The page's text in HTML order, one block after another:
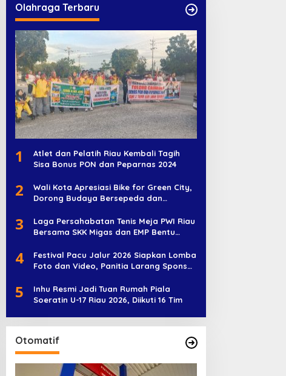
Olahraga Terbaru
1
Atlet dan Pelatih Riau Kembali Tagih
Sisa Bonus PON dan Peparnas 2024
2
Wali Kota Apresiasi Bike for Green City,
Dorong Budaya Bersepeda dan
3
Laga Persahabatan Tenis Meja PWI Riau
Bersama SKK Migas dan EMP Bentu
4
Festival Pacu Jalur 2026 Siapkan Lomba
Foto dan Video, Panitia Larang Sponsor
5
Inhu Resmi Jadi Tuan Rumah Piala
Soeratin U-17 Riau 2026, Diikuti 16 Tim
Otomatif